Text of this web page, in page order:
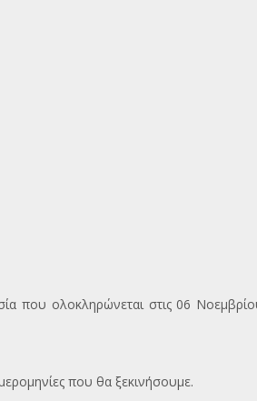
που ολοκληρώνεται στις 06
που θα ξεκινήσουμε.